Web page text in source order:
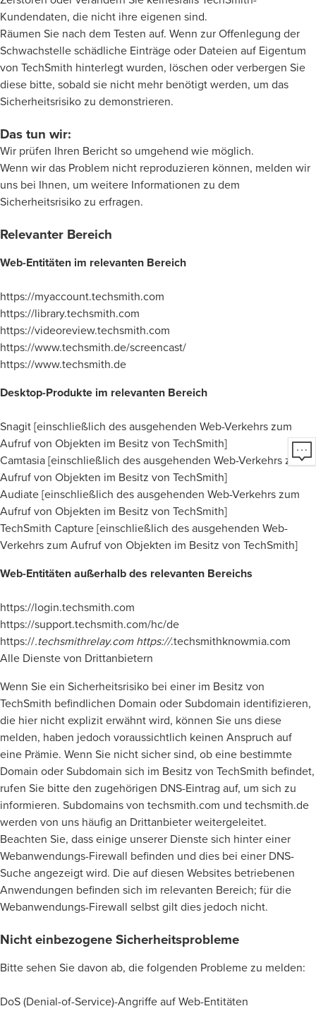
Kundendaten, die nicht ihre eigenen sind.
Räumen Sie nach dem Testen auf. Wenn zur Offenlegung der
Schwachstelle schädliche Einträge oder Dateien auf Eigentum
von TechSmith hinterlegt wurden, löschen oder verbergen Sie
diese bitte, sobald sie nicht mehr benötigt werden, um das
Sicherheitsrisiko zu demonstrieren.
Das tun wir:
Wir prüfen Ihren Bericht so umgehend wie möglich.
Wenn wir das Problem nicht reproduzieren können, melden wir
uns bei Ihnen, um weitere Informationen zu dem
Sicherheitsrisiko zu erfragen.
Relevanter Bereich
Web-Entitäten im relevanten Bereich
https://myaccount.techsmith.com
https://library.techsmith.com
https://videoreview.techsmith.com
https://www.techsmith.de/screencast/
https://www.techsmith.de
Desktop-Produkte im relevanten Bereich
Snagit [einschließlich des ausgehenden Web-Verkehrs zum
Aufruf von Objekten im Besitz von TechSmith]
Camtasia [einschließlich des ausgehenden Web-Verkehrs zum
Aufruf von Objekten im Besitz von TechSmith]
Audiate [einschließlich des ausgehenden Web-Verkehrs zum
Aufruf von Objekten im Besitz von TechSmith]
TechSmith Capture [einschließlich des ausgehenden Web-
Verkehrs zum Aufruf von Objekten im Besitz von TechSmith]
Web-Entitäten außerhalb des relevanten Bereichs
https://login.techsmith.com
https://support.techsmith.com/hc/de
https://.techsmithrelay.com https://.techsmithknowmia.com
Alle Dienste von Drittanbietern
Wenn Sie ein Sicherheitsrisiko bei einer im Besitz von
TechSmith befindlichen Domain oder Subdomain identifizieren,
die hier nicht explizit erwähnt wird, können Sie uns diese
melden, haben jedoch voraussichtlich keinen Anspruch auf
eine Prämie. Wenn Sie nicht sicher sind, ob eine bestimmte
Domain oder Subdomain sich im Besitz von TechSmith befindet,
rufen Sie bitte den zugehörigen DNS-Eintrag auf, um sich zu
informieren. Subdomains von techsmith.com und techsmith.de
werden von uns häufig an Drittanbieter weitergeleitet.
Beachten Sie, dass einige unserer Dienste sich hinter einer
Webanwendungs-Firewall befinden und dies bei einer DNS-
Suche angezeigt wird. Die auf diesen Websites betriebenen
Anwendungen befinden sich im relevanten Bereich; für die
Webanwendungs-Firewall selbst gilt dies jedoch nicht.
Nicht einbezogene Sicherheitsprobleme
Bitte sehen Sie davon ab, die folgenden Probleme zu melden:
DoS (Denial-of-Service)-Angriffe auf Web-Entitäten